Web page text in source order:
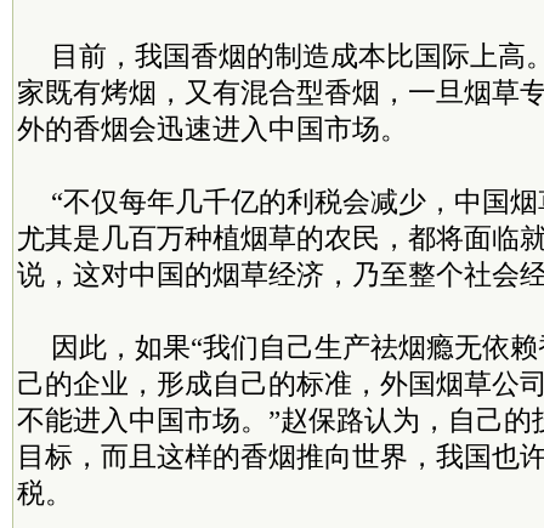
目前，我国香烟的制造成本比国际上高
家既有烤烟，又有混合型香烟，一旦烟草
外的香烟会迅速进入中国市场。
“不仅每年几千亿的利税会减少，中国
尤其是几百万种植烟草的农民，都将面临
说，这对中国的烟草经济，乃至整个社会
因此，如果“我们自己生产祛烟瘾无依
己的企业，形成自己的标准，外国烟草公
不能进入中国市场。”赵保路认为，自己
目标，而且这样的香烟推向世界，我国也
税。